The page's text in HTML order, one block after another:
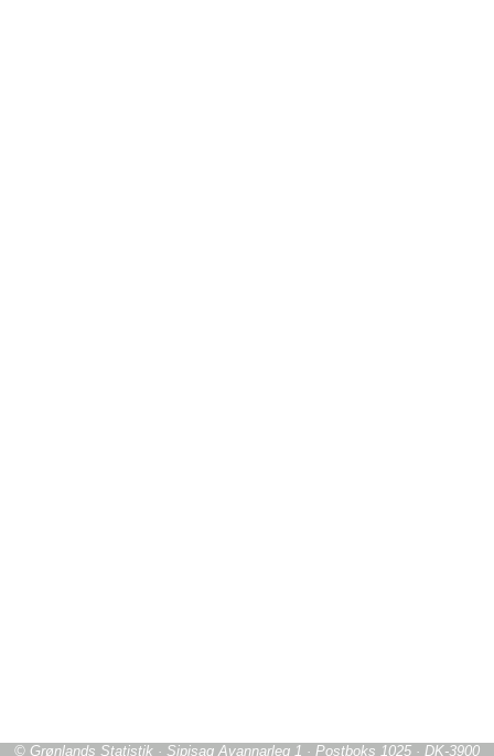
© Grønlands Statistik · Sipisaq Avannarleq 1 · Postboks 1025 · DK-3900